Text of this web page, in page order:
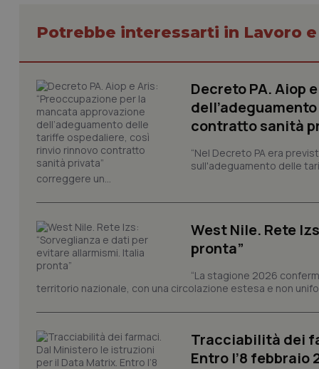
Potrebbe interessarti in Lavoro
Decreto PA. Aiop
contratto sanità
“Nel Decreto PA era
sull'adeguamento delle
correggere un...
West Nile. Rete
pronta”
“La stagione 2026
territorio nazionale, con una circolazione estesa e non
Tracciabilità dei
Entro l’8 febbraio
I cookie necessari
e l'accesso alle aree
Nome
tracking-enable
tracking-sites-
session-id